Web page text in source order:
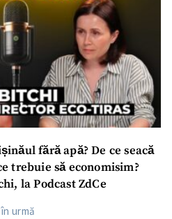
fără apă? De ce seacă
trebuie să economisim?
la Podcast ZdCe
urmă